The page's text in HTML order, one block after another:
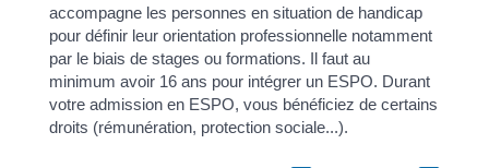
accompagne les personnes en situation de handicap
pour définir leur orientation professionnelle notamment
par le biais de stages ou formations. Il faut au
minimum avoir 16 ans pour intégrer un ESPO. Durant
votre admission en ESPO, vous bénéficiez de certains
droits (rémunération, protection sociale...).